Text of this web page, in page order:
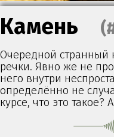
Камень
Очередной странный
речки. Явно же не
него внутри
определённо не
курсе, что это